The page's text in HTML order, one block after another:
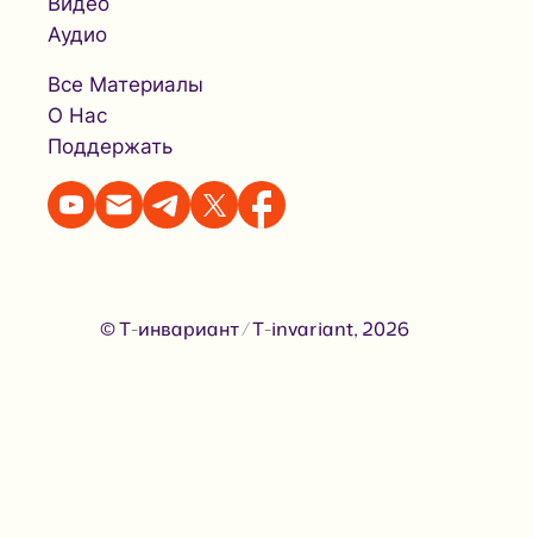
Аудио
Все Материалы
О Нас
Поддержать
© Т-инвариант / T-invariant, 2026